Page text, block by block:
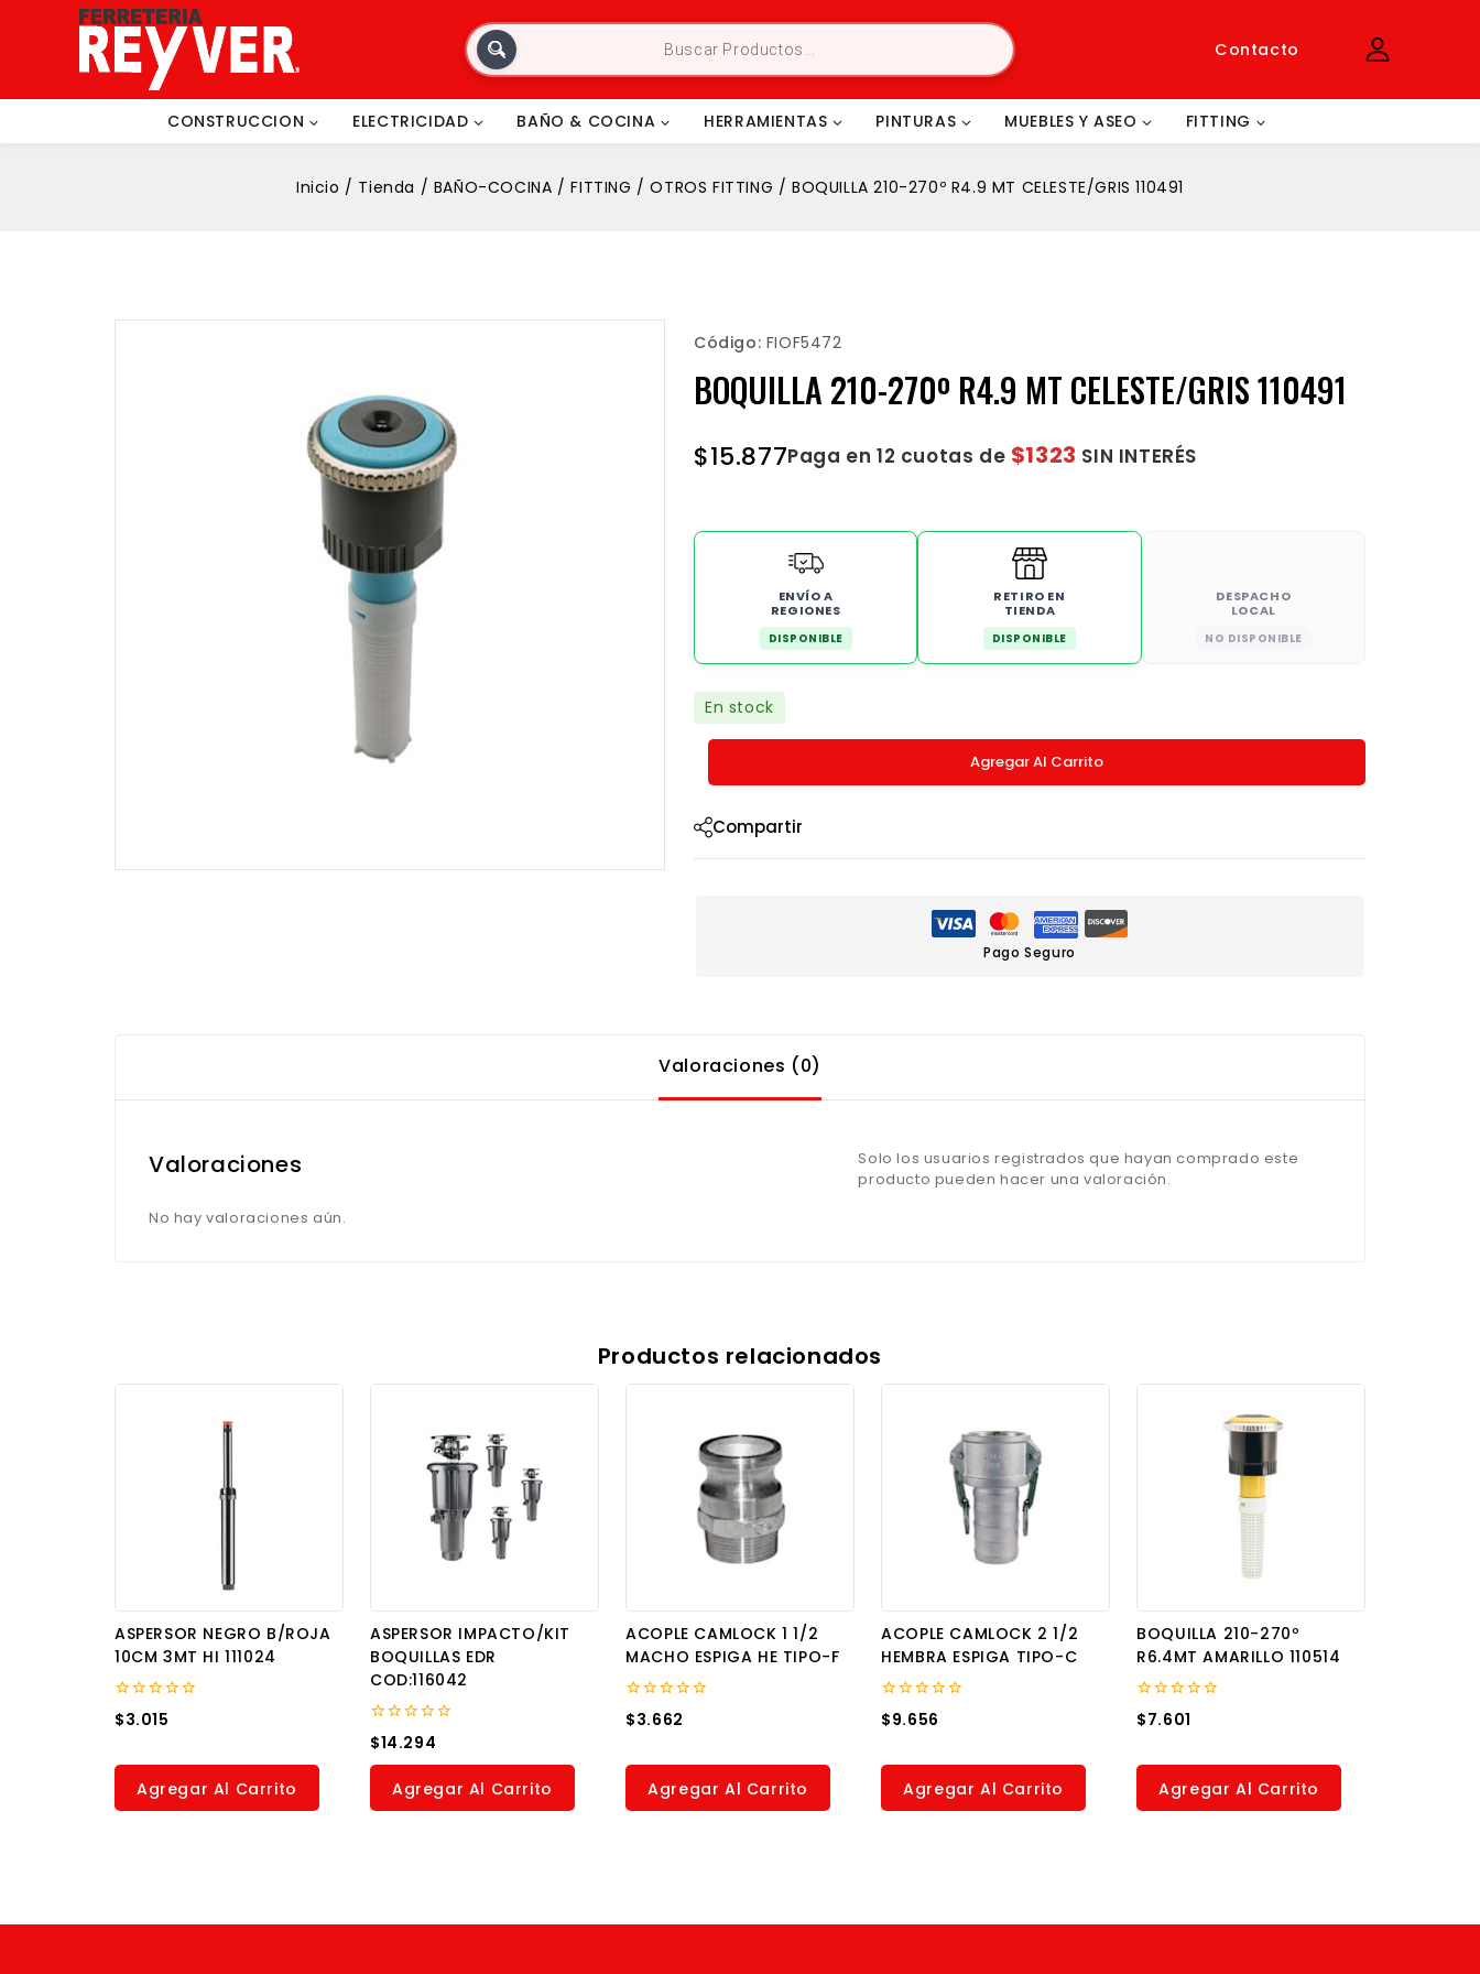
Contacto
CONSTRUCCION ELECTRICIDAD BAÑO & COCINA HERRAMIENTAS PINTURAS MUEBLES Y ASEO FITTING
Inicio / Tienda / BAÑO-COCINA / FITTING / OTROS FITTING / BOQUILLA 210-270º R4.9 MT CELESTE/GRIS 110491
Código: FIOF5472
BOQUILLA 210-270º R4.9 MT CELESTE/GRIS 110491
$15.877Paga en 12 cuotas de $1323 SIN INTERÉS
ENVÍO A
REGIONES
DISPONIBLE
RETIRO EN
TIENDA
DISPONIBLE
DESPACHO
LOCAL
NO DISPONIBLE
En stock
Agregar Al Carrito
Compartir
Pago Seguro
Valoraciones (0)
Valoraciones
No hay valoraciones aún.
Solo los usuarios registrados que hayan comprado este
producto pueden hacer una valoración.
Productos relacionados
ASPERSOR NEGRO B/ROJA
10CM 3MT HI 111024
0
out
$3.015
Agregar Al Carrito
ASPERSOR IMPACTO/KIT
BOQUILLAS EDR
COD:116042
0
out
of
$14.294
Agregar Al Carrito
ACOPLE CAMLOCK 1 1/2
MACHO ESPIGA HE TIPO-F
0
out
$3.662
Agregar Al Carrito
ACOPLE CAMLOCK 2 1/2
HEMBRA ESPIGA TIPO-C
0
out
$9.656
Agregar Al Carrito
BOQUILLA 210-270º
R6.4MT AMARILLO 110514
0
out
$7.601
Agregar Al Carrito